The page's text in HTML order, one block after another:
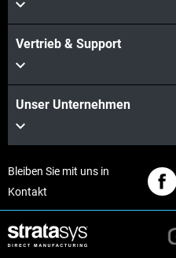
Vertrieb & Support
Unser Unternehmen
Bleiben Sie mit uns in
Kontakt